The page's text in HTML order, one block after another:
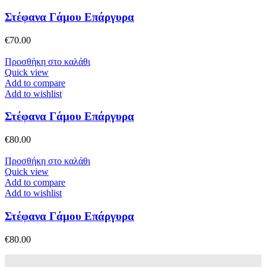
Στέφανα Γάμου Επάργυρα
€70.00
Προσθήκη στο καλάθι
Quick view
Add to compare
Add to wishlist
Στέφανα Γάμου Επάργυρα
€80.00
Προσθήκη στο καλάθι
Quick view
Add to compare
Add to wishlist
Στέφανα Γάμου Επάργυρα
€80.00